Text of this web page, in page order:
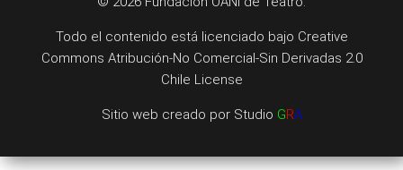
Todo el contenido está licenciado bajo Creative
Commons Atribución-No Comercial-Sin Derivadas 2.0
Chile License
Sitio web creado por Studio GRA